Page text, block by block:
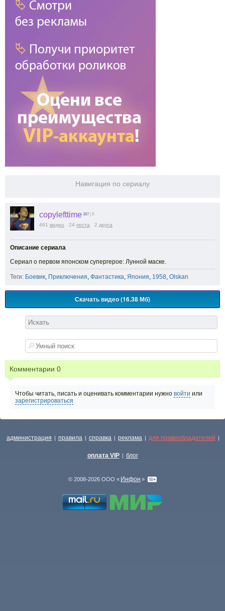
Навигация по сериалу
copylefttime 387 | 0
461 видео 24 поста 2 друга
Описание сериала
Сериал о первом японском супергерое: Лунной маске.
Теги: Боевик, Приключения, Фантастика, Япония, 1958, Olskan
Скачать видео (16.38 Мб)
Комментарии 0
Чтобы читать, писать и оценивать комментарии нужно войти или
зарегистрироваться
администрация | правила | справка | реклама | для правообладателей |
оплата VIP | блог
© 2008-2026 ООО « Инфон »